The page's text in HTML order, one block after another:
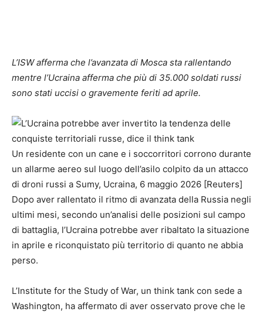
L’ISW afferma che l’avanzata di Mosca sta rallentando
mentre l’Ucraina afferma che più di 35.000 soldati russi
sono stati uccisi o gravemente feriti ad aprile.
Un residente con un cane e i soccorritori corrono durante
un allarme aereo sul luogo dell’asilo colpito da un attacco
di droni russi a Sumy, Ucraina, 6 maggio 2026 [Reuters]
Dopo aver rallentato il ritmo di avanzata della Russia negli
ultimi mesi, secondo un’analisi delle posizioni sul campo
di battaglia, l’Ucraina potrebbe aver ribaltato la situazione
in aprile e riconquistato più territorio di quanto ne abbia
perso.
L’Institute for the Study of War, un think tank con sede a
Washington, ha affermato di aver osservato prove che le